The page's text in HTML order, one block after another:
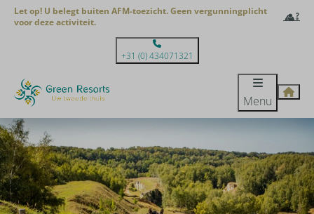
Let op! U belegt buiten AFM-toezicht. Geen vergunningplicht
voor deze activiteit.
+31 (0) 434071321
Menu